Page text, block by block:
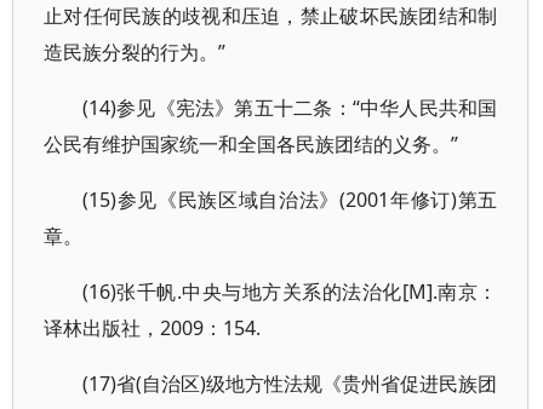
止对任何民族的歧视和压迫，禁止破坏民族团结和制
造民族分裂的行为。”
(14)参见《宪法》第五十二条：“中华人民共和国
公民有维护国家统一和全国各民族团结的义务。”
(15)参见《民族区域自治法》(2001年修订)第五
章。
(16)张千帆.中央与地方关系的法治化[M].南京：
译林出版社，2009：154.
(17)省(自治区)级地方性法规《贵州省促进民族团